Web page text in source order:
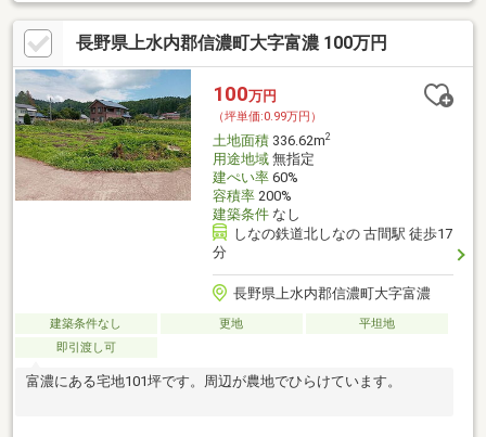
長野県上水内郡信濃町大字富濃 100万円
100万円
（坪単価:0.99万円）
土地面積336.62m2
用途地域無指定
建ぺい率60%
容積率200%
建築条件なし
しなの鉄道北しなの 古間駅 徒歩17
分
長野県上水内郡信濃町大字富濃
建築条件なし 更地
平坦地
即引渡し可
富濃にある宅地101坪です。周辺が農地でひらけています。